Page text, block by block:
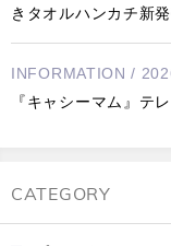
きタオルハンカチ新
INFORMATION /
『キャシーマム』テ
CATEGORY